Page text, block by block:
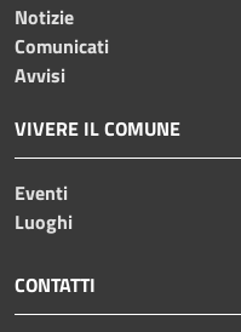
Notizie
Comunicati
Avvisi
VIVERE IL COMUNE
Eventi
Luoghi
CONTATTI